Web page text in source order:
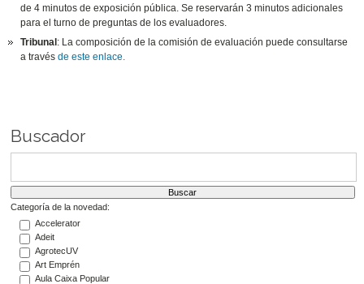
de 4 minutos de exposición pública. Se reservarán 3 minutos adicionales
para el turno de preguntas de los evaluadores.
Tribunal : La composición de la comisión de evaluación puede consultarse
a travésde este enlace.
Buscador
Categoría de la novedad:
Accelerator
Adeit
AgrotecUV
Art Emprén
Aula Caixa Popular